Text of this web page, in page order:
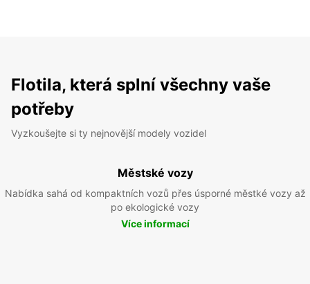
Flotila, která splní všechny vaše
potřeby
Vyzkoušejte si ty nejnovější modely vozidel
Městské vozy
Nabídka sahá od kompaktních vozů přes úsporné městké vozy až
po ekologické vozy
Více informací